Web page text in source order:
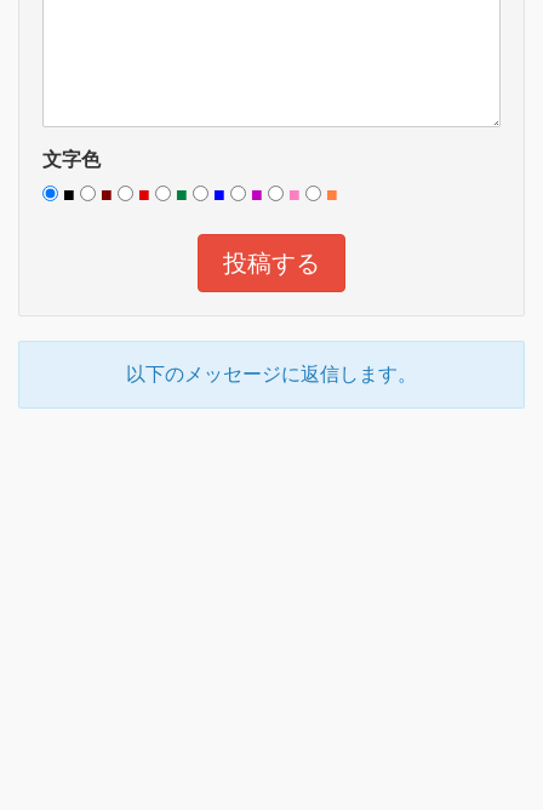
文字色
■
■ ■ ■ ■ ■ ■ ■
以下のメッセージに返信します。